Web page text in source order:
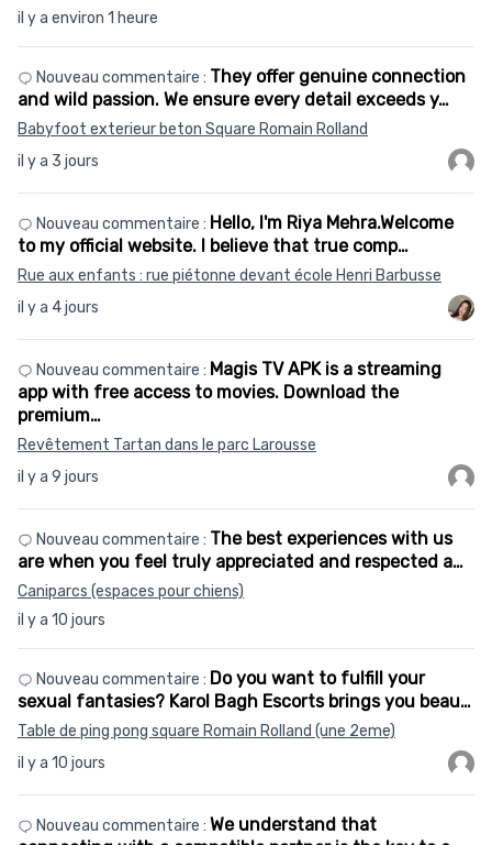
il y a environ 1 heure
il y a 3 jours
Nouveau commentaire : They offer genuine connection
and wild passion. We ensure every detail exceeds y…
Babyfoot exterieur beton Square Romain Rolland
il y a 4 jours
Nouveau commentaire : Hello, I'm Riya Mehra.Welcome
to my official website. I believe that true comp…
Rue aux enfants : rue piétonne devant école Henri Barbusse
il y a 9 jours
Nouveau commentaire : Magis TV APK is a streaming
app with free access to movies. Download the
premium…
Revêtement Tartan dans le parc Larousse
il y a 10 jours
Nouveau commentaire : The best experiences with us
are when you feel truly appreciated and respected a…
Caniparcs (espaces pour chiens)
il y a 10 jours
Nouveau commentaire : Do you want to fulfill your
sexual fantasies? Karol Bagh Escorts brings you beau…
Table de ping pong square Romain Rolland (une 2eme)
Nouveau commentaire : We understand that